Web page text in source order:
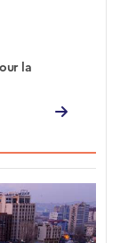
la